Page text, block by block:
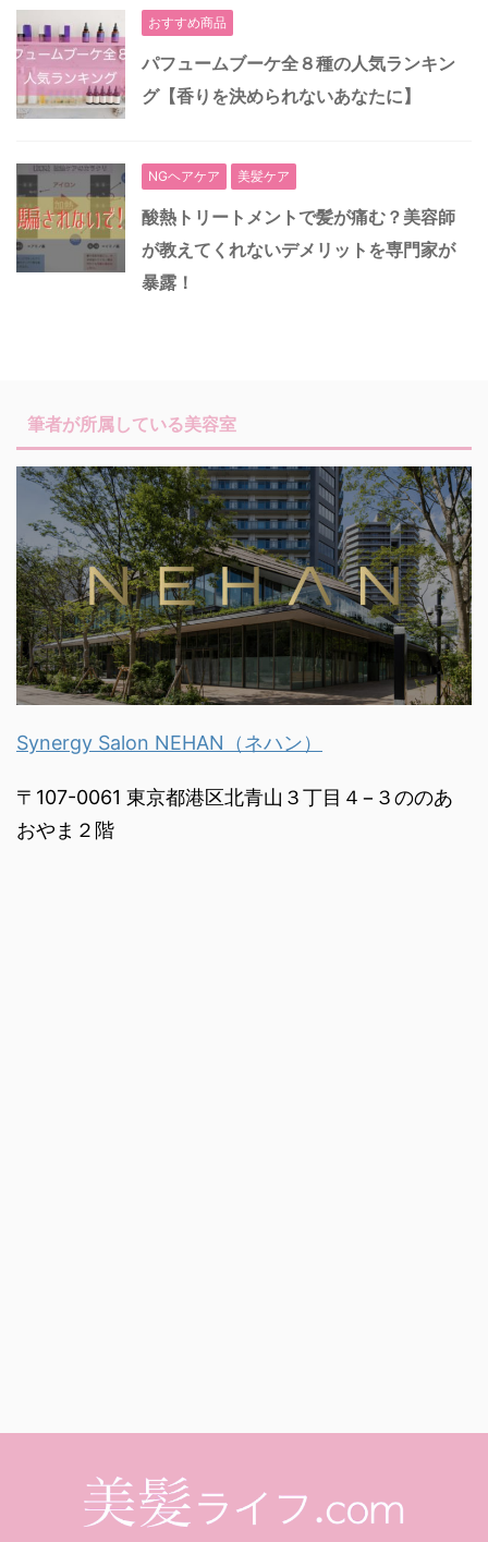
おすすめ商品
パフュームブーケ全８種の人気ランキン
グ【香りを決められないあなたに】
NGヘアケア 美髪ケア
酸熱トリートメントで髪が痛む？美容師
が教えてくれないデメリットを専門家が
暴露！
筆者が所属している美容室
Synergy Salon NEHAN（ネハン）
〒107-0061 東京都港区北青山３丁目４−３ののあ
おやま２階